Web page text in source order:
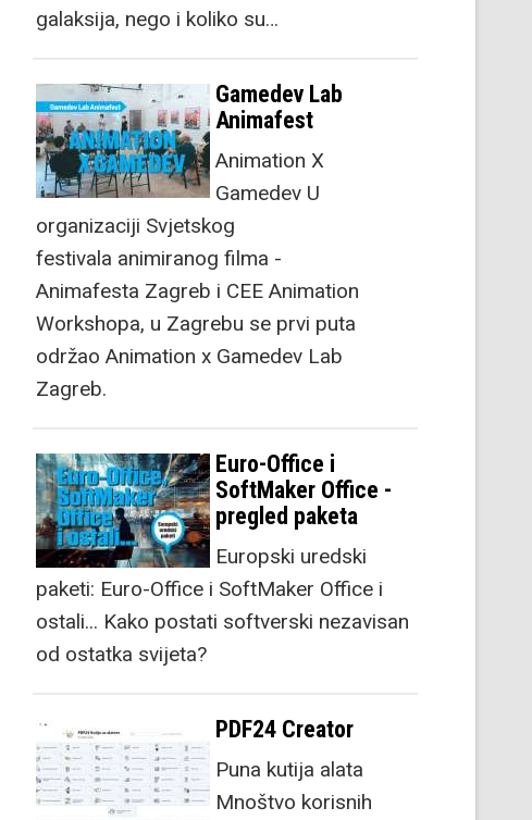
galaksija, nego i koliko su…
Gamedev Lab
Animafest
Animation X
Gamedev U
organizaciji Svjetskog
festivala animiranog filma -
Animafesta Zagreb i CEE Animation
Workshopa, u Zagrebu se prvi puta
održao Animation x Gamedev Lab
Zagreb.
Euro-Office i
SoftMaker Office -
pregled paketa
Europski uredski
paketi: Euro-Office i SoftMaker Office i
ostali... Kako postati softverski nezavisan
od ostatka svijeta?
PDF24 Creator
Puna kutija alata
Mnoštvo korisnih